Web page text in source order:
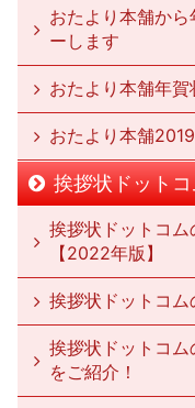
おたより本舗か
ーします
おたより本舗年
おたより本舗
挨拶状ドット
挨拶状ドットコム
【2022年版】
挨拶状ドットコ
挨拶状ドットコ
をご紹介！